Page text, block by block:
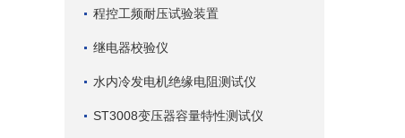
程控工频耐压试验装置
继电器校验仪
水内冷发电机绝缘电阻测试仪
ST3008变压器容量特性测试仪